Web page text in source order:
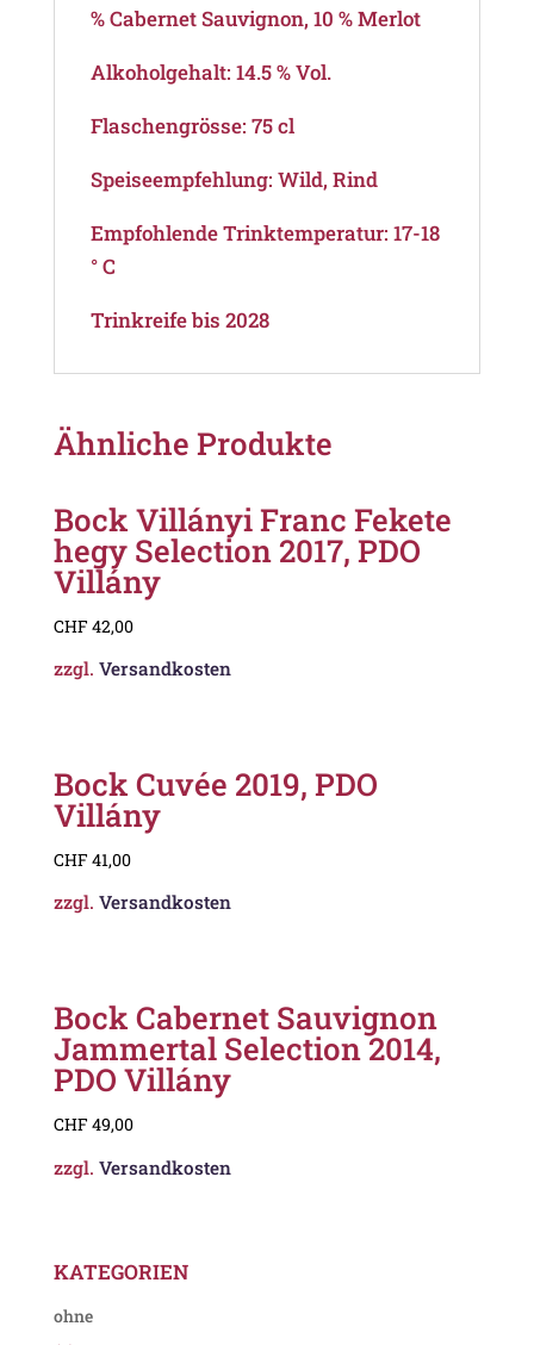
% Cabernet Sauvignon, 10 % Merlot
Alkoholgehalt: 14.5 % Vol.
Flaschengrösse: 75 cl
Speiseempfehlung: Wild, Rind
Empfohlende Trinktemperatur: 17-18
° C
Trinkreife bis 2028
Ähnliche Produkte
Bock Villányi Franc Fekete
hegy Selection 2017, PDO
Villány
CHF 42,00
zzgl. Versandkosten
Bock Cuvée 2019, PDO
Villány
CHF 41,00
zzgl. Versandkosten
Bock Cabernet Sauvignon
Jammertal Selection 2014,
PDO Villány
CHF 49,00
zzgl. Versandkosten
KATEGORIEN
ohne